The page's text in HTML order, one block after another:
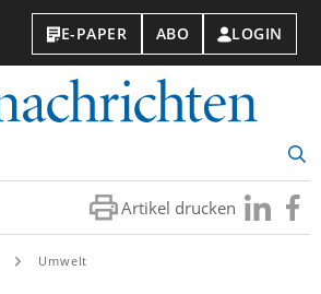
E-PAPER ABO LOGIN
Artikel drucken Besuchen
Sie
Sie
Umwelt